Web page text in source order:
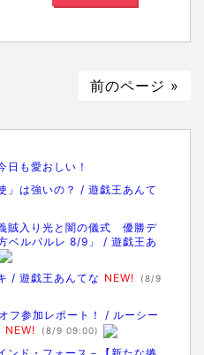
前のページ »
日も愛おしい！
」は強いの？ / 遊戯王あんて
賊入り光と闇の儀式 優勝デ
ベルパルレ 8/9」 / 遊戯王あ
/ 遊戯王あんてな NEW!
(8/9
フ参加レポート！ / ルーシー
NEW! (8/9 09:00)